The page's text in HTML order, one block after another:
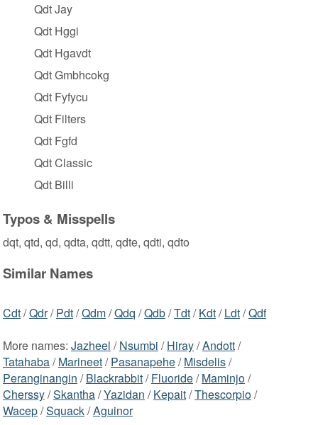
Qdt Jay
Qdt Hggi
Qdt Hgavdt
Qdt Gmbhcokg
Qdt Fyfycu
Qdt Filters
Qdt Fgfd
Qdt Classic
Qdt Billi
Typos & Misspells
dqt, qtd, qd, qdta, qdtt, qdte, qdti, qdto
Similar Names
Cdt/Qdr/Pdt/Qdm/Qdq /Qdb/Tdt/Kdt/Ldt/Qdf
More names: Jazheel /Nsumbi /Hiray/Andott/
Tatahaba/Marineet/Pasanapehe/Misdelis/
Peranginangin /Blackrabbit/Fluoride/Maminjo/
Cherssy/Skantha/Yazidan /Kepait/Thescorpio/
Wacep/Squack/Aguinor